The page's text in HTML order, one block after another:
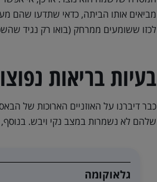
מביאים אותו הביתה, כדאי שתדעו שהם
לכזו ששומעים ממרחק (בואו רק נגיד
בעיות בריאות
כבר דיברנו על האוזניים הארוכות של
שלהם לא נשמרות במצב נקי ויבש.
גלאוקומה